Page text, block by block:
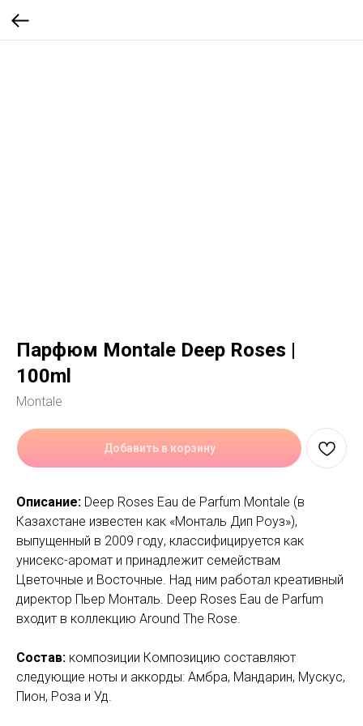
Парфюм Montale Deep Roses |
100ml
Montale
Добавить в корзину
Описание: Deep Roses Eau de Parfum Montale (в
Казахстане известен как «Монталь Дип Роуз»),
выпущенный в 2009 году, классифицируется как
унисекс-аромат и принадлежит семействам
Цветочные и Восточные. Над ним работал креативный
директор Пьер Монталь. Deep Roses Eau de Parfum
входит в коллекцию Around The Rose.
Состав: композиции Композицию составляют
следующие ноты и аккорды: Амбра, Мандарин, Мускус,
Пион, Роза и Уд.